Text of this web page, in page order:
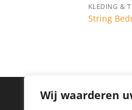
Wij waarderen
KLEDING &
String
Oorspronkelijke
Huidige
prijs